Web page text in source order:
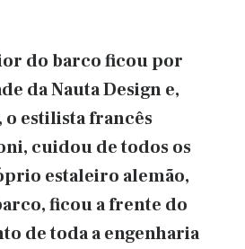
do barco ficou por
da Nauta Design e,
estilista francês
cuidou de todos os
estaleiro alemão,
ficou a frente do
de toda a engenharia